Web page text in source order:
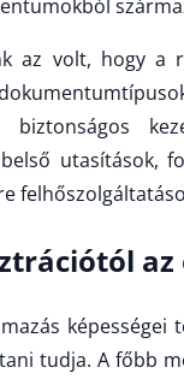
az volt, hogy a
utasítások,
tudja. A főbb